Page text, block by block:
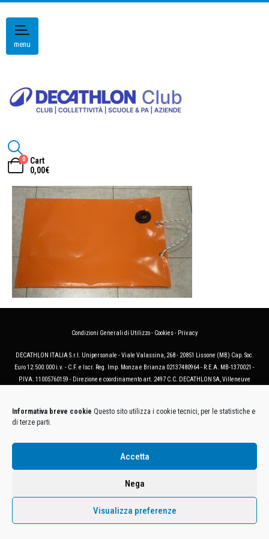
Informativa breve cookie Questo sito utilizza i cookie tecnici, per le statistiche e
di terze parti.
Accetta
Nega
Visualizza preferenze
menu
0
Cart
0,00€
Condizioni Generali di Utilizzo- Cookies- Privacy
DECATHLON ITALIA S.r.l. Unipersonale - Viale Valassina, 268 - 20851 Lissone (MB) Cap. Soc.
Euro 12.500.000 i.v. - C.F. e Iscr. Reg. Imp. Monza e Brianza 02137480964 - R.E.A. MB-1370021 -
P.IVA. 11005760159 - Direzione e coordinamento art. 2497 C.C. DECATHLON SA, Villeneuve